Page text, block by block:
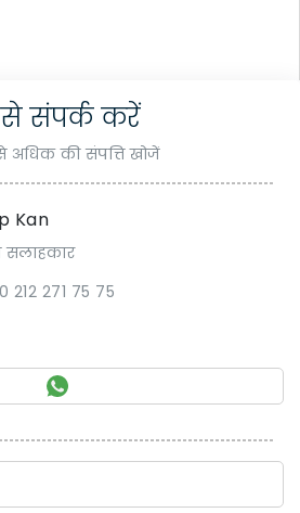
संपर्क करें
की संपत्ति खोजें
Kan
सलाहकार
212 271 75 75